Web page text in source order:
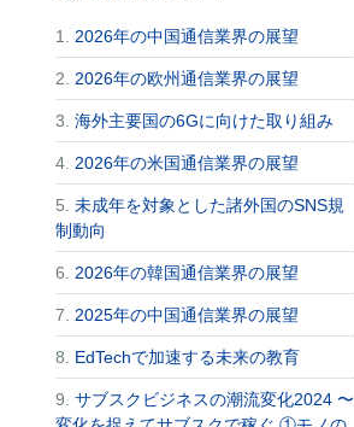
1. 2026年の中国通信業界の展望
2. 2026年の欧州通信業界の展望
3. 海外主要国の6Gに向けた取り組み
4. 2026年の米国通信業界の展望
5. 未成年を対象とした諸外国のSNS規
制動向
6. 2026年の韓国通信業界の展望
7. 2025年の中国通信業界の展望
8. EdTechで加速する未来の教育
9. サブスクビジネスの潮流変化2024 〜